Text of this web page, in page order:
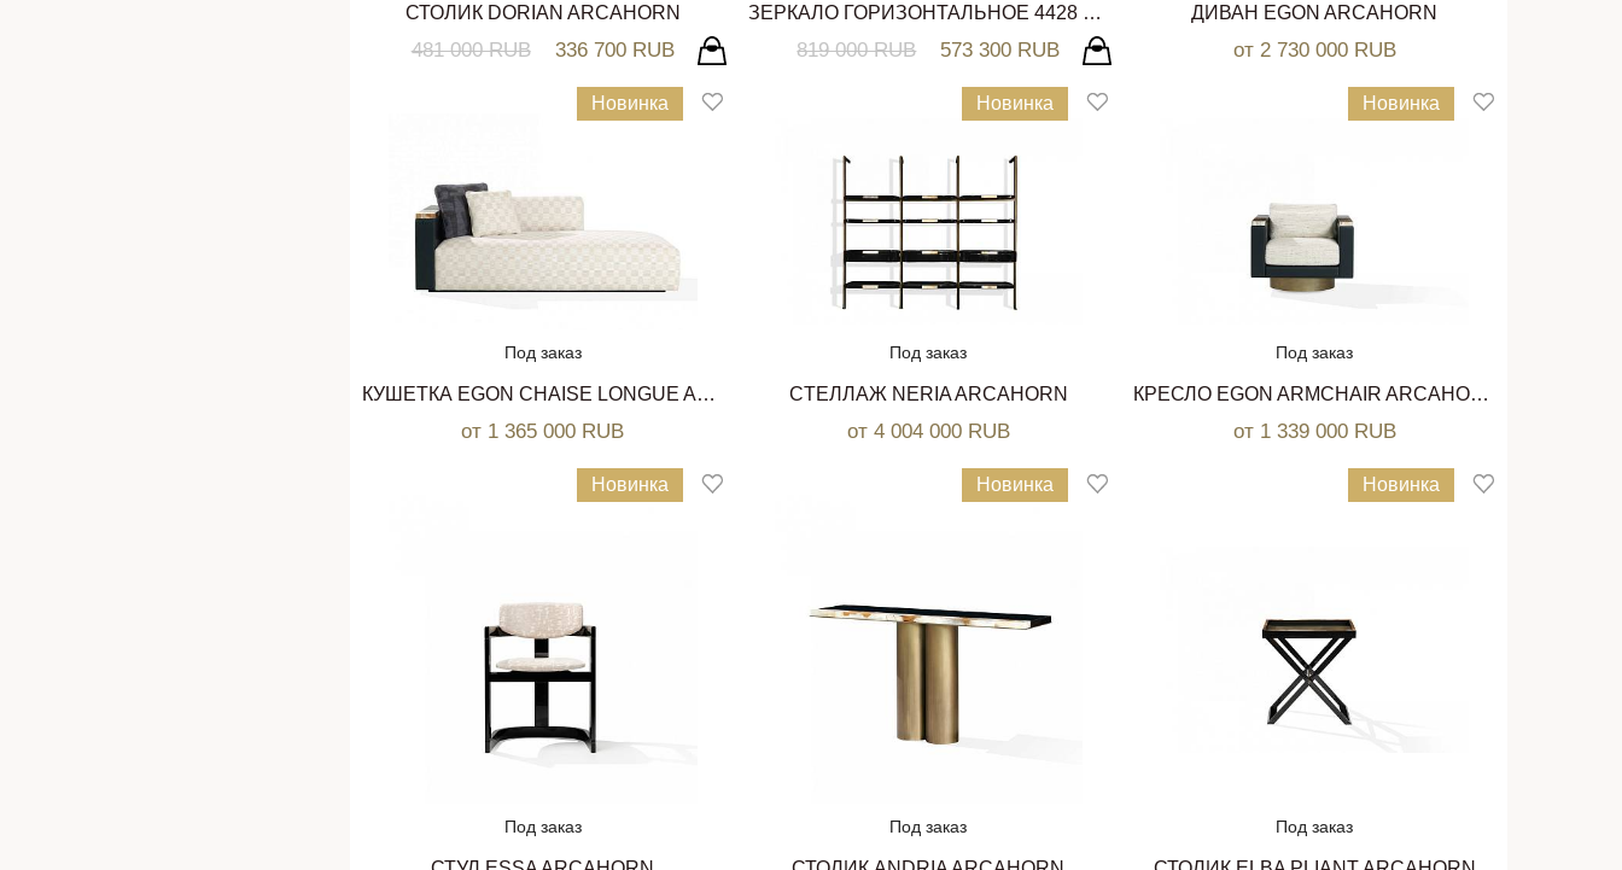
СТОЛИК DORIAN ARCAHORN
481 000 RUB 336 700 RUB
ЗЕРКАЛО ГОРИЗОНТАЛЬНОЕ 4428 ARCAHORN
819 000 RUB 573 300 RUB
ДИВАН EGON ARCAHORN
от 2 730 000 RUB
Новинка
Под заказ
КУШЕТКА EGON CHAISE LONGUE ARCAHORN
от 1 365 000 RUB
Новинка
Под заказ
CТЕЛЛАЖ NERIA ARCAHORN
от 4 004 000 RUB
Новинка
Под заказ
КРЕСЛО EGON ARMCHAIR ARCAHORN
от 1 339 000 RUB
Новинка
Под заказ
Новинка
Под заказ
Новинка
Под заказ